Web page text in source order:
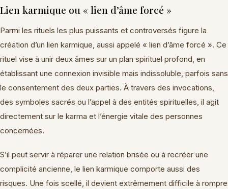
Lien karmique ou « lien d’âme forcé »
Parmi les rituels les plus puissants et controversés figure la
création d’un lien karmique, aussi appelé « lien d’âme forcé ». Ce
rituel vise à unir deux âmes sur un plan spirituel profond, en
établissant une connexion invisible mais indissoluble, parfois sans
le consentement des deux parties. À travers des invocations,
des symboles sacrés ou l’appel à des entités spirituelles, il agit
directement sur le karma et l’énergie vitale des personnes
concernées.
S’il peut servir à réparer une relation brisée ou à recréer une
complicité ancienne, le lien karmique comporte aussi des
risques. Une fois scellé, il devient extrêmement difficile à rompre